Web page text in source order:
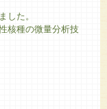
した。
核種の微量分析技